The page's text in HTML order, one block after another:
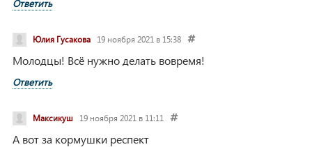
Ответить
Юлия Гусакова 19 ноября 2021 в 15:38
Молодцы! Всё нужно делать вовремя!
Ответить
Максикуш 19 ноября 2021 в 11:11
А вот за кормушки респект